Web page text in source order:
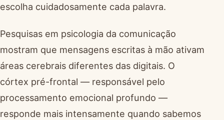
escolha cuidadosamente cada palavra.
Pesquisas em psicologia da comunicação
mostram que mensagens escritas à mão ativam
áreas cerebrais diferentes das digitais. O
córtex pré-frontal — responsável pelo
processamento emocional profundo —
responde mais intensamente quando sabemos